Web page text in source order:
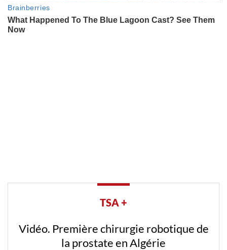
TSA +
Vidéo. Première chirurgie robotique de
la prostate en Algérie